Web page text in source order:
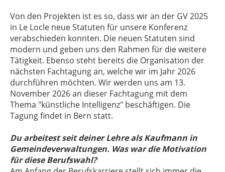
Von den Projekten ist es so, dass wir an der GV 2025
in Le Locle neue Statuten für unsere Konferenz
verabschieden konnten. Die neuen Statuten sind
modern und geben uns den Rahmen für die weitere
Tätigkeit. Ebenso steht bereits die Organisation der
nächsten Fachtagung an, welche wir im Jahr 2026
durchführen möchten. Wir werden uns am 13.
November 2026 an dieser Fachtagung mit dem
Thema "künstliche Intelligenz" beschäftigen. Die
Tagung findet in Bern statt.
Du arbeitest seit deiner Lehre als Kaufmann in
Gemeindeverwaltungen. Was war die Motivation
für diese Berufswahl?